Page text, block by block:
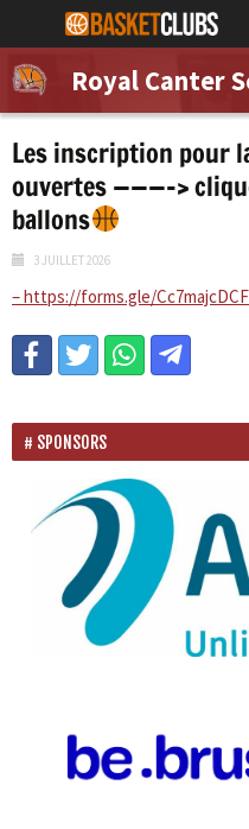
Les inscription pour
ouvertes ———–>
ballons
3 JUILLET 2026
– https://forms.gle/
SPONSORS